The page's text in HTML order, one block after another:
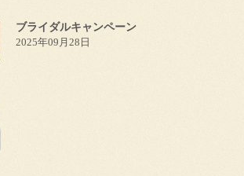
ブライダルキャンペーン
2025年09月28日